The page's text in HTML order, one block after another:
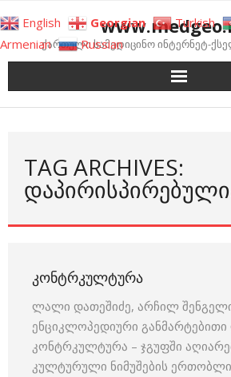
to
contentქართული სამედიცინო ინტერნეტ-
TAG ARCHIVES:
ᲙᲝᲜᲢᲠᲙᲣᲚᲢᲣᲠᲐ
ლალი დათეშიძე, არჩილ
ენციკლოპედიური
კონტრკულტურა – ჯგუფში
კულტურული ნიმუშების
English Georgian Turkish
Armenian
Russian